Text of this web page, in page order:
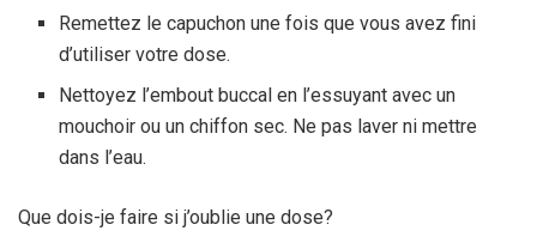
Remettez le capuchon une fois que vous avez fini
d’utiliser votre dose.
Nettoyez l’embout buccal en l’essuyant avec un
mouchoir ou un chiffon sec. Ne pas laver ni mettre
dans l’eau.
Que dois-je faire si j’oublie une dose?